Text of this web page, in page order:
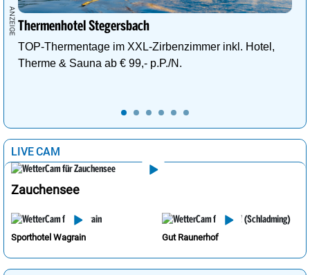
Thermenhotel Stegersbach
TOP-Thermentage im XXL-Zirbenzimmer inkl. Hotel,
Therme & Sauna ab € 99,- p.P./N.
LIVE CAM
Zauchensee
Sporthotel Wagrain Gut Raunerhof